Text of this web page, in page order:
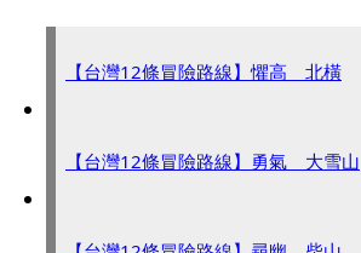
【台灣12條冒險路線】懼高 北橫
【台灣12條冒險路線】勇氣 大雪山